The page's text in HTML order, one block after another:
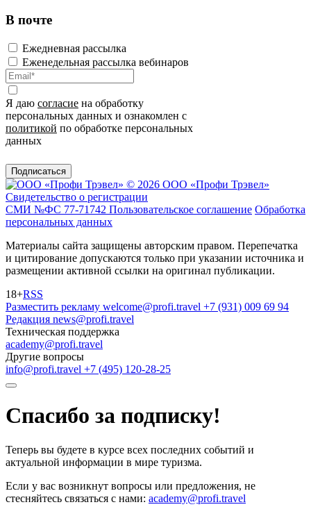
В почте
Ежедневная рассылка
Еженедельная рассылка вебинаров
Я даю согласие на обработку
персональных данных и ознакомлен с
политикой по обработке персональных
данных
Подписаться
© 2026 ООО «Профи Трэвeл»
Свидетельство о регистрации
СМИ №ФС 77-71742 Пользовательское соглашение Обработка
персональных данных
Материалы сайта защищены авторским правом. Перепечатка
и цитирование допускаются только при указании источника и
размещении активной ссылки на оригинал публикации.
18+RSS
Разместить рекламу welcome@profi.travel +7 (931) 009 69 94
Редакция news@profi.travel
Техническая поддержка
academy@profi.travel
Другие вопросы
info@profi.travel +7 (495) 120-28-25
Спасибо за подписку!
Теперь вы будете в курсе всех последних событий и
актуальной информации в мире туризма.
Если у вас возникнут вопросы или предложения, не
стесняйтесь связаться с нами: academy@profi.travel